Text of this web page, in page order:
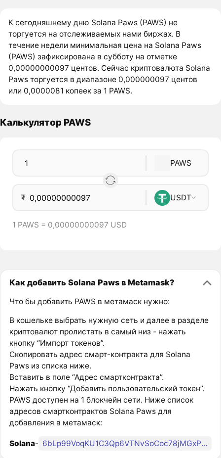
К сегодняшнему дню Solana Paws (PAWS) не
торгуется на отслеживаемых нами биржах. В
течение недели минимальная цена на Solana Paws
(PAWS) зафиксирована в субботу на отметке
0,00000000097 центов. Сейчас криптовалюта Solana
Paws торгуется в диапазоне 0,000000097 центов
или 0,0000081 копеек за 1 PAWS.
Калькулятор PAWS
PAWS
₮ USDT
1 PAWS = 0,00000000097 USD
Как добавить Solana Paws в Metamask?
Что бы добавить PAWS в метамаск нужно:
В кошельке выбрать нужную сеть и далее в разделе
криптовалют пролистать в самый низ - нажать
кнопку “Импорт токенов”.
Скопировать адрес смарт-контракта для Solana
Paws из списка ниже.
Вставить в поле “Адрес смартконтракта”.
Нажать кнопку “Добавить пользовательский токен”.
PAWS доступен на 1 блокчейн сети. Ниже список
адресов смартконтрактов Solana Paws для
добавления в метамаск:
Solana- 6bLp99VoqKU1C3Qp6VTNvSoCoc78jMGxPkGSSopq8wHB